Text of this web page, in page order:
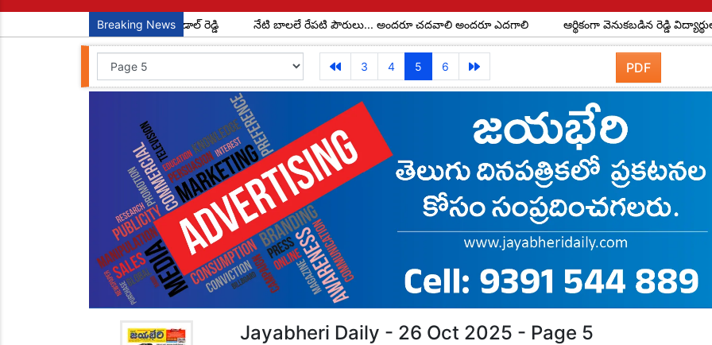
Breaking News
అధ్యక్షులుగా చాడ కొండాల్ రెడ్డి నేటి బాలలే రేపటి పౌరులు... అందరూ చదవాలి అందరూ ఎదగాలి ఆర్థికంగా వెనుకబడిన రెడ్డి విద్యార్థులకు అవర్
3 4 5 6 PDF
Jayabheri Daily - 26 Oct 2025 - Page 5